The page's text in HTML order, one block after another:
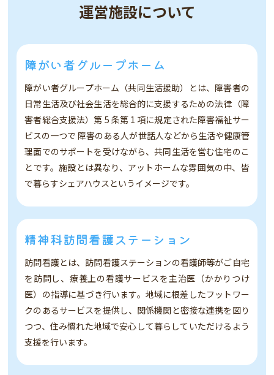
運営施設について
障がい者グループホーム
障がい者グループホーム（共同生活援助）とは、障害者の
日常生活及び社会生活を総合的に支援するための法律（障
害者総合支援法）第 5 条第 1 項に規定された障害福祉サー
ビスの一つで 障害のある人が世話人などから生活や健康管
理面でのサポートを受けながら、共同生活を営む住宅のこ
とです。施設とは異なり、アットホームな雰囲気の中、皆
で暮らすシェアハウスというイメージです。
精神科訪問看護ステーション
訪問看護とは、訪問看護ステーションの看護師等がご自宅
を訪問し、療養上の看護サービスを主治医（かかりつけ
医）の指導に基づき行います。地域に根差したフットワー
クのあるサービスを提供し、関係機関と密接な連携を図り
つつ、住み慣れた地域で安心して暮らしていただけるよう
支援を行います。